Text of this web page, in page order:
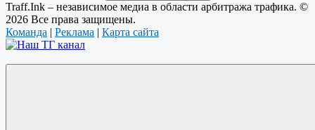
Traff.Ink – независимое медиа в области арбитража трафика. ©
2026 Все права защищены.
Команда | Реклама | Карта сайта